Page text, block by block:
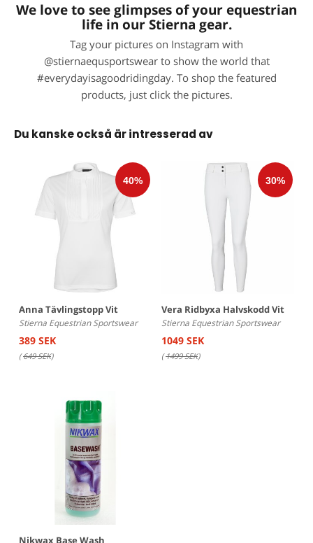
We love to see glimpses of your equestrian
life in our Stierna gear.
Tag your pictures on Instagram with
@stiernaequsportswear to show the world that
#everydayisagoodridingday. To shop the featured
products, just click the pictures.
Du kanske också är intresserad av
Anna Tävlingstopp Vit
Stierna Equestrian Sportswear
389 SEK
(649 SEK)
Vera Ridbyxa Halvskodd Vit
Stierna Equestrian Sportswear
1049 SEK
(1499 SEK)
Nikwax Base Wash